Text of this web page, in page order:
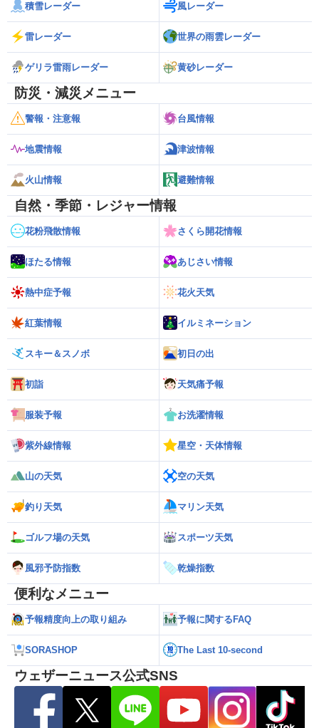
積雪レーダー 風レーダー
雷レーダー 世界の雨雲レーダー
ゲリラ雷雨レーダー 黄砂レーダー
防災・減災メニュー
警報・注意報 台風情報
地震情報 津波情報
火山情報 避難情報
自然・季節・レジャー情報
花粉飛散情報 さくら開花情報
ほたる情報 あじさい情報
熱中症予報 花火天気
紅葉情報 イルミネーション
スキー＆スノボ 初日の出
初詣 天気痛予報
服装予報 お洗濯情報
紫外線情報 星空・天体情報
山の天気 空の天気
釣り天気 マリン天気
ゴルフ場の天気 スポーツ天気
風邪予防指数 乾燥指数
便利なメニュー
予報精度向上の取り組み 予報に関するFAQ
SORASHOP The Last 10-second
ウェザーニュース公式SNS